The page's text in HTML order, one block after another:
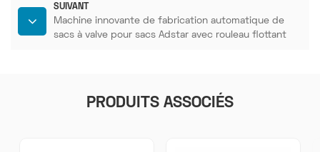
SUIVANT
Machine innovante de fabrication automatique de
sacs à valve pour sacs Adstar avec rouleau flottant
PRODUITS ASSOCIÉS